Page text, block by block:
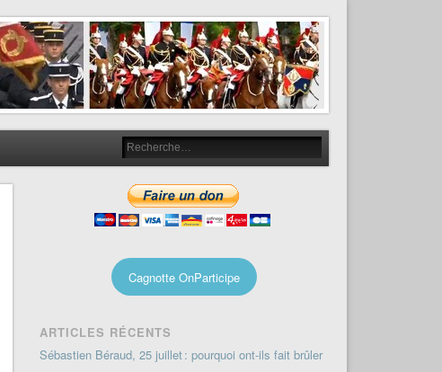
Cagnotte OnParticipe
ARTICLES RÉCENTS
Sébastien Béraud, 25 juillet : pourquoi ont-ils fait brûler